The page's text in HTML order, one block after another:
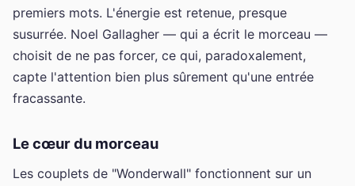
premiers mots. L'énergie est retenue, presque
susurrée. Noel Gallagher — qui a écrit le morceau —
choisit de ne pas forcer, ce qui, paradoxalement,
capte l'attention bien plus sûrement qu'une entrée
fracassante.
Le cœur du morceau
Les couplets de "Wonderwall" fonctionnent sur un